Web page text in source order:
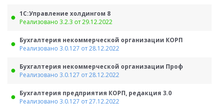
1С:Управление холдингом 8
Реализовано 3.2.3 от 29.12.2022
Бухгалтерия некоммерческой организации КОРП
Реализовано 3.0.127 от 28.12.2022
Бухгалтерия некоммерческой организации Проф
Реализовано 3.0.127 от 28.12.2022
Бухгалтерия предприятия КОРП, редакция 3.0
Реализовано 3.0.127 от 27.12.2022